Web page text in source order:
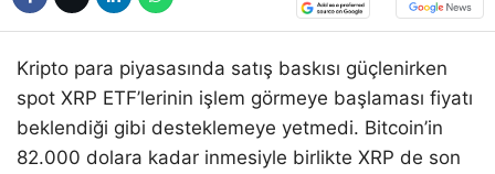
Kripto para piyasasında satış baskısı güçlenirken
spot XRP ETF’lerinin işlem görmeye başlaması fiyatı
beklendiği gibi desteklemeye yetmedi. Bitcoin’in
82.000 dolara kadar inmesiyle birlikte XRP de son